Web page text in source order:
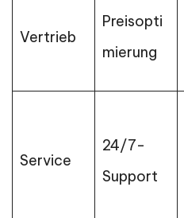
Vertrieb
Preisopti
mierung
Service
24/7-
Support